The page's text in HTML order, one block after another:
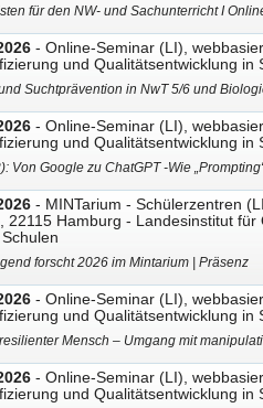
für den NW- und Sachunterricht I
- Online-Seminar (LI),
und Qualitätsentwicklung in
Suchtprävention in NwT 5/6 und
- Online-Seminar (LI),
und Qualitätsentwicklung in
Von Google zu ChatGPT -Wie
- MINTarium - Schülerzentren
22115 Hamburg - Landesinstitut für
forscht 2026 im Mintarium | Präsenz
- Online-Seminar (LI),
und Qualitätsentwicklung in
Mensch – Umgang mit
- Online-Seminar (LI),
und Qualitätsentwicklung in